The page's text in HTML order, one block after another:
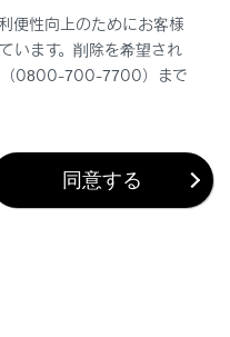
？
便性向上のためにお客様
います。削除を希望され
（0800-700-7700）まで
同意する